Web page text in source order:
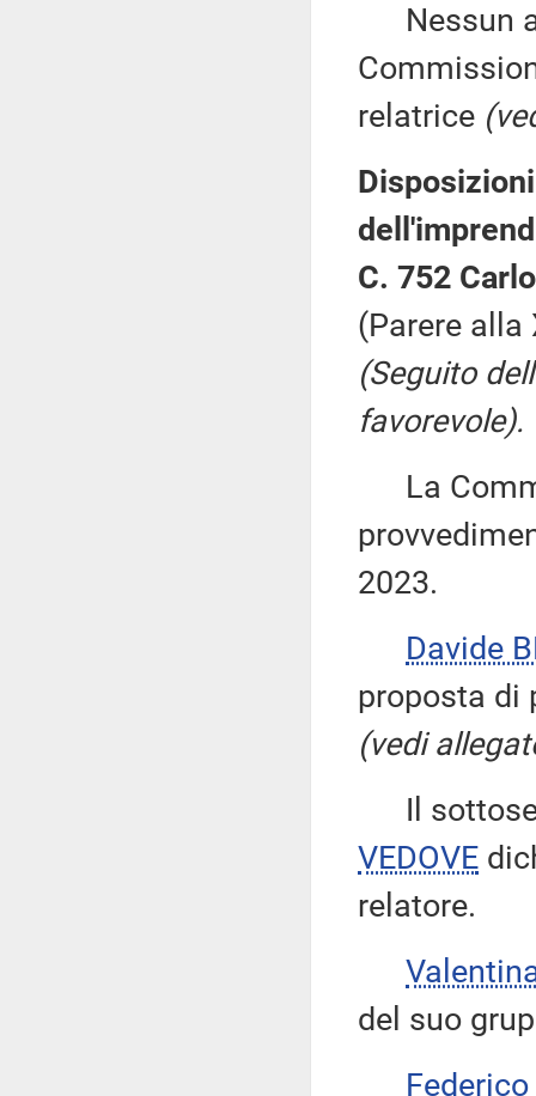
Nessun
relatrice
C. 752
(Parere alla
(Seguito
favorevole).
La
2023.
Davide
proposta di
(vedi
Il
VEDOVE
relatore.
del suo